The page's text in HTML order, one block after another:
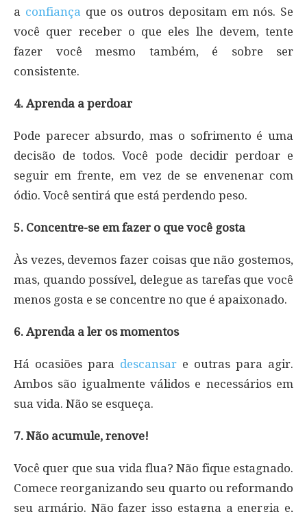
a confiança que os outros depositam em nós. Se
você quer receber o que eles lhe devem, tente
fazer você mesmo também, é sobre ser
consistente.
4. Aprenda a perdoar
Pode parecer absurdo, mas o sofrimento é uma
decisão de todos. Você pode decidir perdoar e
seguir em frente, em vez de se envenenar com
ódio. Você sentirá que está perdendo peso.
5. Concentre-se em fazer o que você gosta
Às vezes, devemos fazer coisas que não gostemos,
mas, quando possível, delegue as tarefas que você
menos gosta e se concentre no que é apaixonado.
6. Aprenda a ler os momentos
Há ocasiões para descansar e outras para agir.
Ambos são igualmente válidos e necessários em
sua vida. Não se esqueça.
7. Não acumule, renove!
Você quer que sua vida flua? Não fique estagnado.
Comece reorganizando seu quarto ou reformando
seu armário. Não fazer isso estagna a energia e,